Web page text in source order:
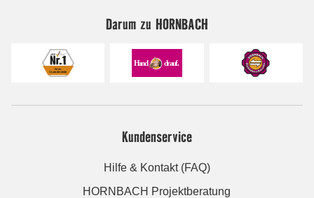
Darum zu HORNBACH
Kundenservice
Hilfe & Kontakt (FAQ)
HORNBACH Projektberatung